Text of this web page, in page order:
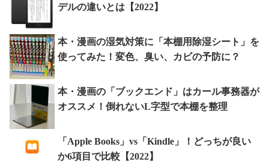
デルの違いとは【2022】
本・漫画の湿気対策に「本棚用除湿シート」を
使ってみた！変色、臭い、カビの予防に？
本・漫画の「ブックエンド」はカール事務器が
オススメ！倒れないL字型で本棚を整理
「Apple Books」vs「Kindle」！どっちが良い
か6項目で比較【2022】